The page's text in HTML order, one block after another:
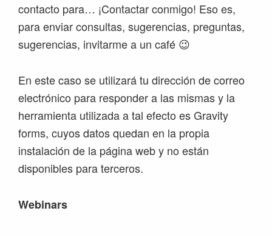
contacto para… ¡Contactar conmigo! Eso es,
para enviar consultas, sugerencias, preguntas,
sugerencias, invitarme a un café 😉
En este caso se utilizará tu dirección de correo
electrónico para responder a las mismas y la
herramienta utilizada a tal efecto es Gravity
forms, cuyos datos quedan en la propia
instalación de la página web y no están
disponibles para terceros.
Webinars